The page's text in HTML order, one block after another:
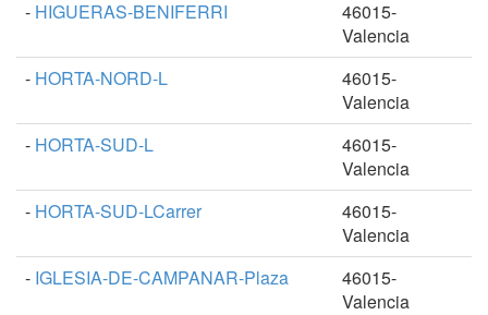
- HIGUERAS-BENIFERRI
46015-
Valencia
- HORTA-NORD-L
46015-
Valencia
- HORTA-SUD-L
46015-
Valencia
- HORTA-SUD-LCarrer
46015-
Valencia
- IGLESIA-DE-CAMPANAR-Plaza
46015-
Valencia